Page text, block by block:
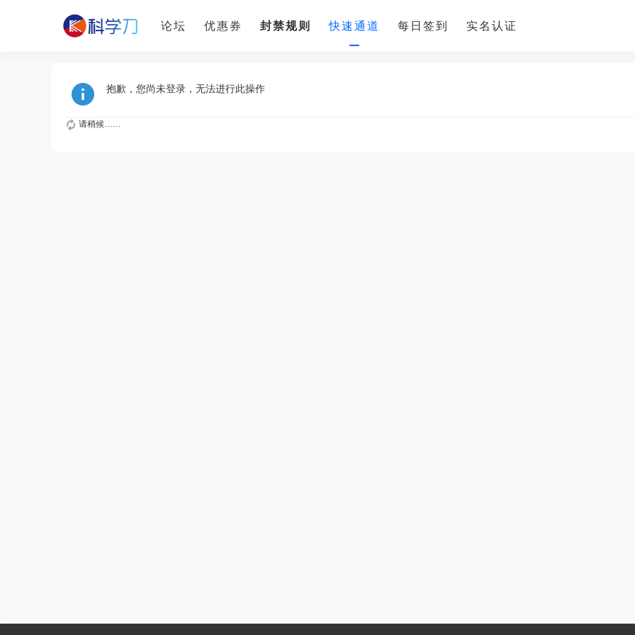
论坛 优惠券 封禁规则 快速通道 每日签到 实名认证
抱歉，您尚未登录，无法进行此操作
请稍候……